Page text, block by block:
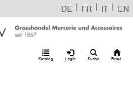
DE | FR | IT | EN
Firma
Suche
Login
Katalog